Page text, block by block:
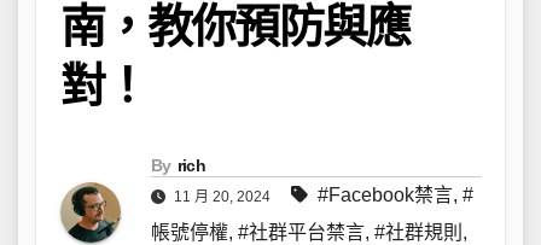
南，教你預防與應
對！
By rich
11 月 20, 2024 #Facebook禁言, #
帳號停權, #社群平台禁言, #社群規則 ,